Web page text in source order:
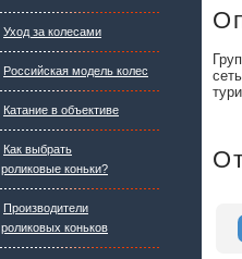
Уход за колесами
Российская модель колес
Катание в объективе
Как выбрать
роликовые коньки?
Производители
роликовых коньков